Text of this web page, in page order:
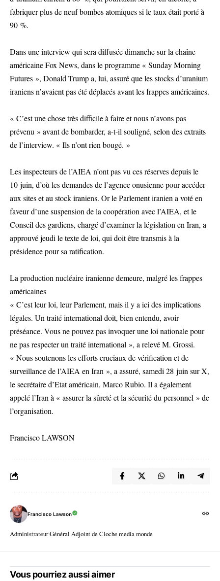
fabriquer plus de neuf bombes atomiques si le taux était porté à
90 %.
Dans une interview qui sera diffusée dimanche sur la chaîne
américaine Fox News, dans le programme « Sunday Morning
Futures », Donald Trump a, lui, assuré que les stocks d’uranium
iraniens n’avaient pas été déplacés avant les frappes américaines.
« C’est une chose très difficile à faire et nous n’avons pas
prévenu » avant de bombarder, a-t-il souligné, selon des extraits
de l’interview. « Ils n’ont rien bougé. »
Les inspecteurs de l’AIEA n’ont pas vu ces réserves depuis le
10 juin, d’où les demandes de l’agence onusienne pour accéder
aux sites et au stock iraniens. Or le Parlement iranien a voté en
faveur d’une suspension de la coopération avec l’AIEA, et le
Conseil des gardiens, chargé d’examiner la législation en Iran, a
approuvé jeudi le texte de loi, qui doit être transmis à la
présidence pour sa ratification.
La production nucléaire iranienne demeure, malgré les frappes
américaines
« C’est leur loi, leur Parlement, mais il y a ici des implications
légales. Un traité international doit, bien entendu, avoir
préséance. Vous ne pouvez pas invoquer une loi nationale pour
ne pas respecter un traité international », a relevé M. Grossi.
« Nous soutenons les efforts cruciaux de vérification et de
surveillance de l’AIEA en Iran », a assuré, samedi 28 juin sur X,
le secrétaire d’Etat américain, Marco Rubio. Il a également
appelé l’Iran à « assurer la sûreté et la sécurité du personnel » de
l’organisation.
Francisco LAWSON
Francisco Lawson
Administrateur Général Adjoint de Cloche media monde
Vous pourriez aussi aimer